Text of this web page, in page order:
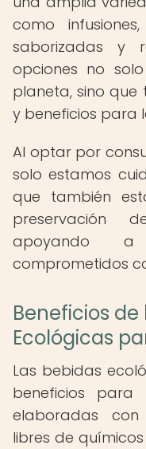
como
saborizadas y
opciones no
planeta, sino
y beneficios para
Al optar por
solo estamos
que también
preservación
apoyando a
comprometidos
Beneficios de
Ecológicas
Las bebidas
beneficios
elaboradas
libres de